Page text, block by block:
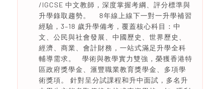
/IGCSE 中文教師，深度掌握考綱、評分標準與
升學錄取趨勢。 8年線上線下一對一升學補習
經驗，3–18 歲升學備考，覆蓋核心科目：中
文、公民與社會發展、中國歷史、世界歷史、
經濟、商業、會計財務，一站式滿足升學全科
輔導需求。 學術與教學實力雙強，榮獲香港特
區政府獎學金、滙豐職業教育獎學金、多項學
術獎項。 針對呈分試課程和升中面試，多名升